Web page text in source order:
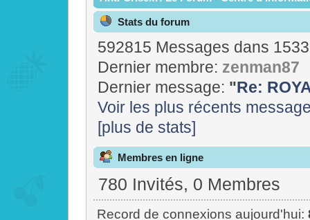
Stats du forum
592815 Messages dans
Dernier membre: zenman87
Dernier message: "Re:
Voir les plus récents
[plus de stats]
Membres en ligne
780 Invités, 0 Membres
Record de connexions aujourd'hui: